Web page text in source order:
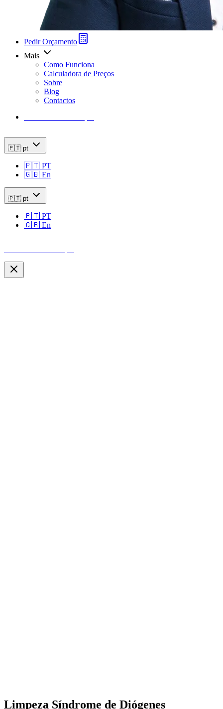
Pedir Orçamento
Mais
Como Funciona
Calculadora de Preços
Sobre
Blog
Contactos
🇵🇹 pt
🇵🇹 PT
🇬🇧 En
🇵🇹 pt
🇵🇹 PT
🇬🇧 En
Limpeza Síndrome de Diógenes